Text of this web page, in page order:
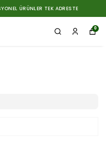
ÜRÜNLER TEK ADRESTE
0